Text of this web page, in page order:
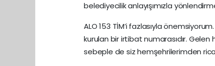
belediyecilik anlayışımızla
ALO 153 TİM’i fazlasıyla
kurulan bir irtibat numarasıdır.
sebeple de siz hemşehrilerimden